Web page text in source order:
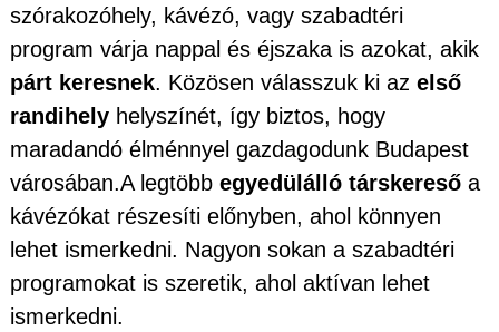
szórakozóhely, kávézó, vagy szabadtéri
program várja nappal és éjszaka is azokat, akik
párt keresnek. Közösen válasszuk ki az első
randihely helyszínét, így biztos, hogy
maradandó élménnyel gazdagodunk Budapest
városában.A legtöbb egyedülálló társkereső a
kávézókat részesíti előnyben, ahol könnyen
lehet ismerkedni. Nagyon sokan a szabadtéri
programokat is szeretik, ahol aktívan lehet
ismerkedni.